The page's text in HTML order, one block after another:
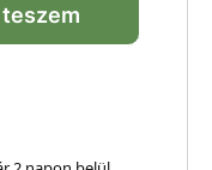
teszem